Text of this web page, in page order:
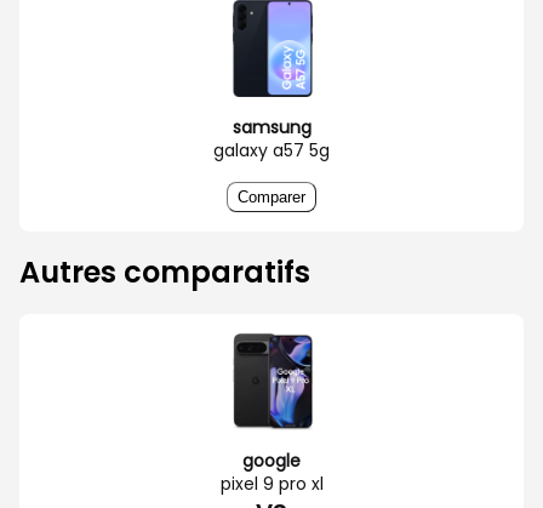
samsung
galaxy a57 5g
Comparer
Autres comparatifs
google
pixel 9 pro xl